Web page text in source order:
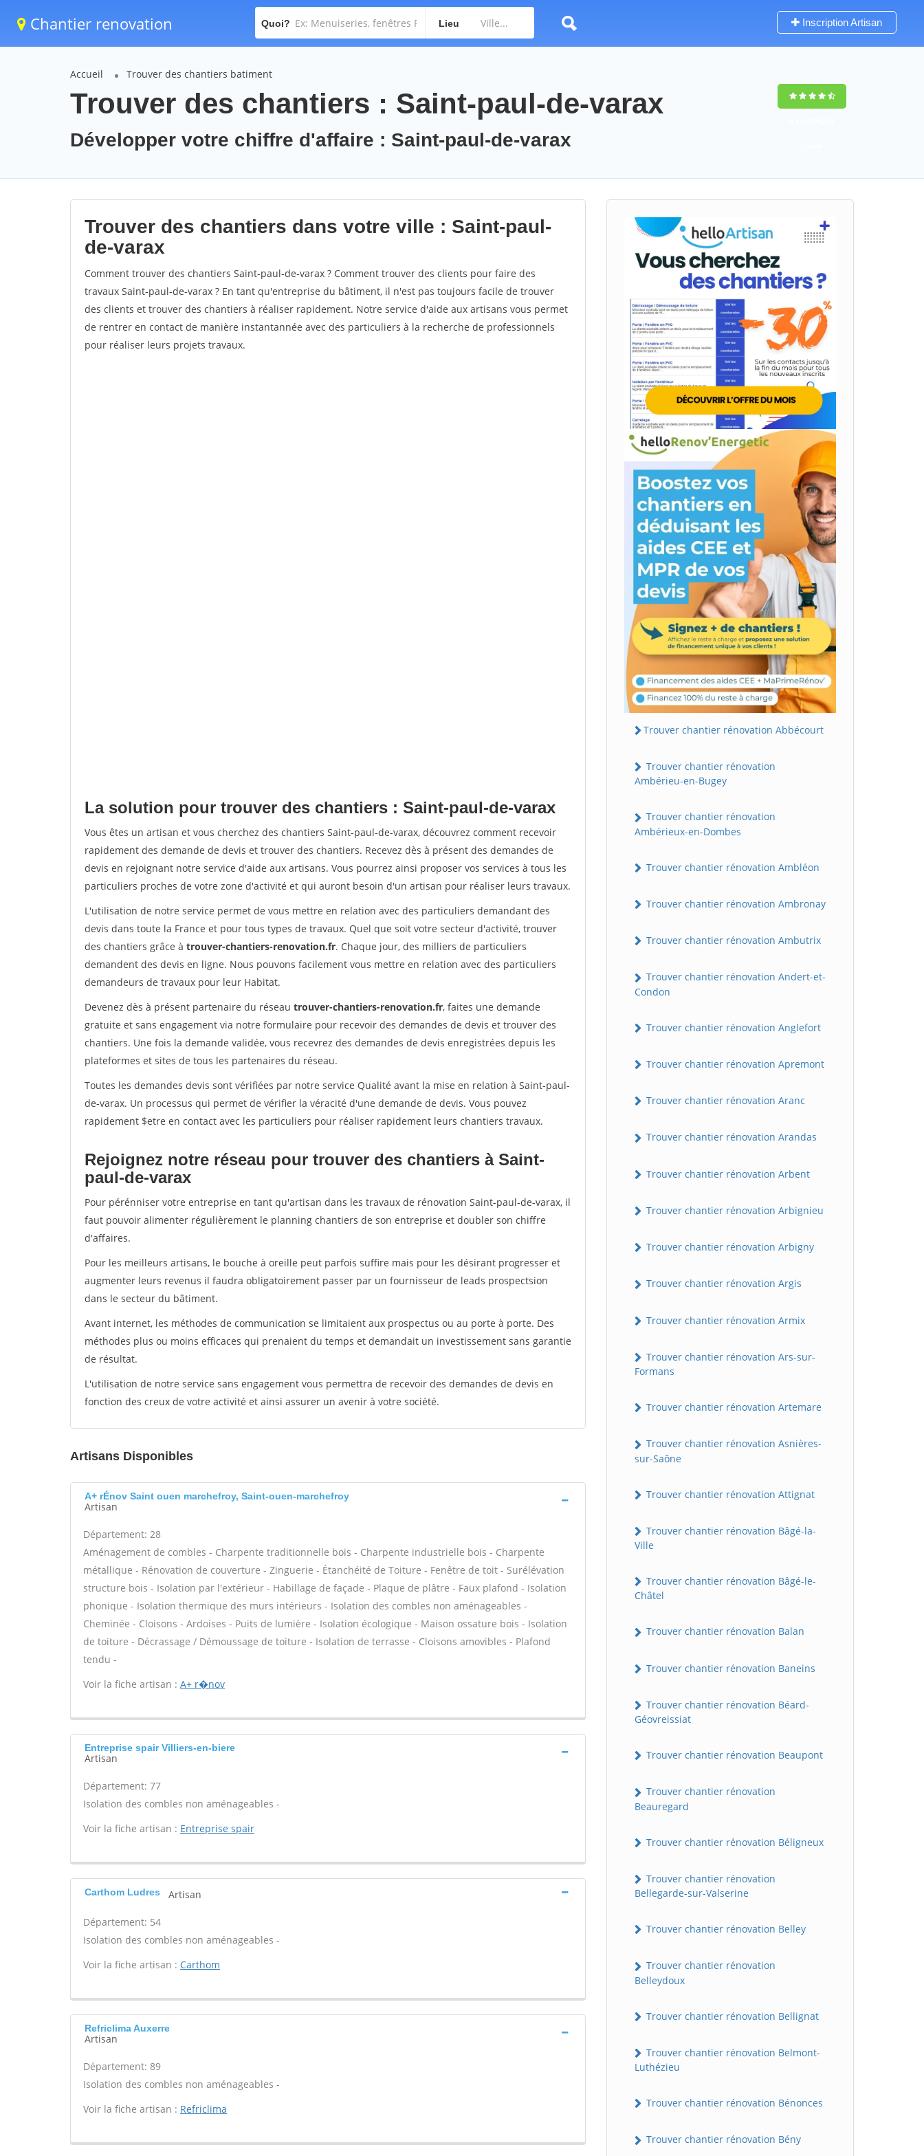
Chantier renovation Quoi? Lieu Inscription Artisan
Accueil Trouver des chantiers batiment
Trouver des chantiers : Saint-paul-de-varax
Développer votre chiffre d'affaire : Saint-paul-de-varax
Trouver des chantiers dans votre ville : Saint-paul-
de-varax
Comment trouver des chantiers Saint-paul-de-varax ? Comment trouver des clients pour faire des
travaux Saint-paul-de-varax ? En tant qu'entreprise du bâtiment, il n'est pas toujours facile de trouver
des clients et trouver des chantiers à réaliser rapidement. Notre service d'aide aux artisans vous permet
de rentrer en contact de manière instantannée avec des particuliers à la recherche de professionnels
pour réaliser leurs projets travaux.
La solution pour trouver des chantiers : Saint-paul-de-varax
Vous êtes un artisan et vous cherchez des chantiers Saint-paul-de-varax, découvrez comment recevoir
rapidement des demande de devis et trouver des chantiers. Recevez dès à présent des demandes de
devis en rejoignant notre service d'aide aux artisans. Vous pourrez ainsi proposer vos services à tous les
particuliers proches de votre zone d'activité et qui auront besoin d'un artisan pour réaliser leurs travaux.
L'utilisation de notre service permet de vous mettre en relation avec des particuliers demandant des
devis dans toute la France et pour tous types de travaux. Quel que soit votre secteur d'activité, trouver
des chantiers grâce à trouver-chantiers-renovation.fr. Chaque jour, des milliers de particuliers
demandent des devis en ligne. Nous pouvons facilement vous mettre en relation avec des particuliers
demandeurs de travaux pour leur Habitat.
Devenez dès à présent partenaire du réseau trouver-chantiers-renovation.fr, faites une demande
gratuite et sans engagement via notre formulaire pour recevoir des demandes de devis et trouver des
chantiers. Une fois la demande validée, vous recevrez des demandes de devis enregistrées depuis les
plateformes et sites de tous les partenaires du réseau.
Toutes les demandes devis sont vérifiées par notre service Qualité avant la mise en relation à Saint-paul-
de-varax. Un processus qui permet de vérifier la véracité d'une demande de devis. Vous pouvez
rapidement $etre en contact avec les particuliers pour réaliser rapidement leurs chantiers travaux.
Rejoignez notre réseau pour trouver des chantiers à Saint-
paul-de-varax
Pour pérénniser votre entreprise en tant qu'artisan dans les travaux de rénovation Saint-paul-de-varax, il
faut pouvoir alimenter régulièrement le planning chantiers de son entreprise et doubler son chiffre
d'affaires.
Pour les meilleurs artisans, le bouche à oreille peut parfois suffire mais pour les désirant progresser et
augmenter leurs revenus il faudra obligatoirement passer par un fournisseur de leads prospectsion
dans le secteur du bâtiment.
Avant internet, les méthodes de communication se limitaient aux prospectus ou au porte à porte. Des
méthodes plus ou moins efficaces qui prenaient du temps et demandait un investissement sans garantie
de résultat.
L'utilisation de notre service sans engagement vous permettra de recevoir des demandes de devis en
fonction des creux de votre activité et ainsi assurer un avenir à votre société.
Artisans Disponibles
A+ rÉnov Saint ouen marchefroy, Saint-ouen-marchefroy
Artisan
Département: 28
Aménagement de combles - Charpente traditionnelle bois - Charpente industrielle bois - Charpente
métallique - Rénovation de couverture - Zinguerie - Étanchéité de Toiture - Fenêtre de toit - Surélévation
structure bois - Isolation par l'extérieur - Habillage de façade - Plaque de plâtre - Faux plafond - Isolation
phonique - Isolation thermique des murs intérieurs - Isolation des combles non aménageables -
Cheminée - Cloisons - Ardoises - Puits de lumière - Isolation écologique - Maison ossature bois - Isolation
de toiture - Décrassage / Démoussage de toiture - Isolation de terrasse - Cloisons amovibles - Plafond
tendu -
Voir la fiche artisan : A+ r�nov
Entreprise spair Villiers-en-biere
Artisan
Département: 77
Isolation des combles non aménageables -
Voir la fiche artisan : Entreprise spair
Carthom Ludres Artisan
Département: 54
Isolation des combles non aménageables -
Voir la fiche artisan : Carthom
Refriclima Auxerre
Artisan
Département: 89
Isolation des combles non aménageables -
Voir la fiche artisan : Refriclima
Trouver chantier rénovation Abbécourt
Trouver chantier rénovation
Ambérieu-en-Bugey
Trouver chantier rénovation
Ambérieux-en-Dombes
Trouver chantier rénovation Ambléon
Trouver chantier rénovation Ambronay
Trouver chantier rénovation Ambutrix
Trouver chantier rénovation Andert-et-
Condon
Trouver chantier rénovation Anglefort
Trouver chantier rénovation Apremont
Trouver chantier rénovation Aranc
Trouver chantier rénovation Arandas
Trouver chantier rénovation Arbent
Trouver chantier rénovation Arbignieu
Trouver chantier rénovation Arbigny
Trouver chantier rénovation Argis
Trouver chantier rénovation Armix
Trouver chantier rénovation Ars-sur-
Formans
Trouver chantier rénovation Artemare
Trouver chantier rénovation Asnières-
sur-Saône
Trouver chantier rénovation Attignat
Trouver chantier rénovation Bâgé-la-
Ville
Trouver chantier rénovation Bâgé-le-
Châtel
Trouver chantier rénovation Balan
Trouver chantier rénovation Baneins
Trouver chantier rénovation Béard-
Géovreissiat
Trouver chantier rénovation Beaupont
Trouver chantier rénovation
Beauregard
Trouver chantier rénovation Béligneux
Trouver chantier rénovation
Bellegarde-sur-Valserine
Trouver chantier rénovation Belley
Trouver chantier rénovation
Belleydoux
Trouver chantier rénovation Bellignat
Trouver chantier rénovation Belmont-
Luthézieu
Trouver chantier rénovation Bénonces
Trouver chantier rénovation Bény